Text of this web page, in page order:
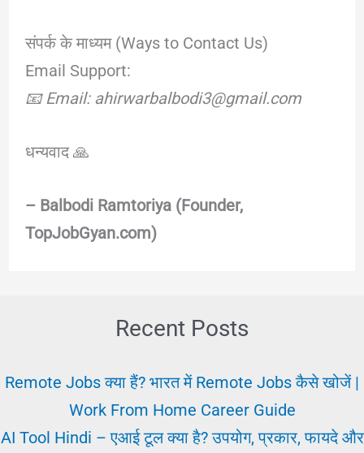
संपर्क के माध्यम (Ways to Contact Us)
Email Support:
📧 Email: ahirwarbalbodi3@gmail.com
धन्यवाद 🙏
– Balbodi Ramtoriya (Founder,
TopJobGyan.com)
Recent Posts
Remote Jobs क्या हैं? भारत में Remote Jobs कैसे खोजें |
Work From Home Career Guide
AI Tool Hindi – एआई टूल क्या है? उपयोग, प्रकार, फायदे और